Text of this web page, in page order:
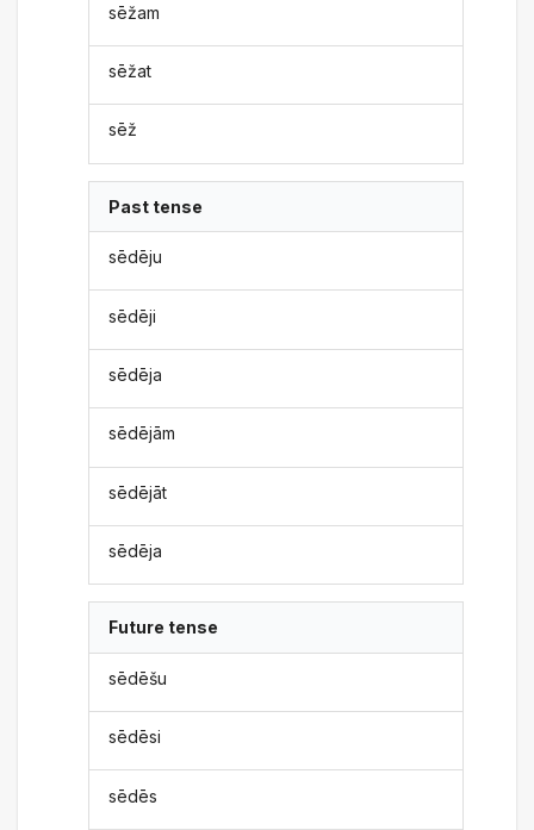
sēžam
sēžat
sēž
Past tense
sēdēju
sēdēji
sēdēja
sēdējām
sēdējāt
sēdēja
Future tense
sēdēšu
sēdēsi
sēdēs